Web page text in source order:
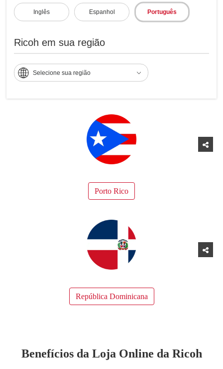
Inglês Espanhol Português
Ricoh em sua região
Selecione sua região
Porto Rico
República Dominicana
Benefícios da Loja Online da Ricoh